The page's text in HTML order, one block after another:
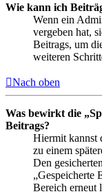
Wie kann ich
Wenn ein
vergeben hat,
Beitrags, um
weiteren
Nach oben
Was bewirkt die
Beitrags?
Hiermit kannst
zu einem
Den
„Gespeicherte
Bereich erneut